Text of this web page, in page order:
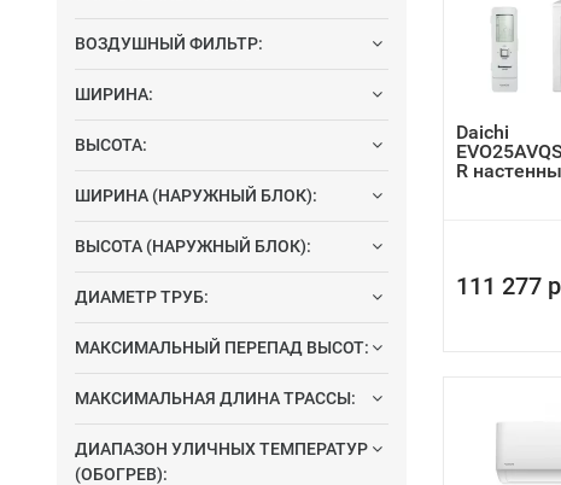
ВОЗДУШНЫЙ ФИЛЬТР:
ШИРИНА:
ВЫСОТА:
ШИРИНА (НАРУЖНЫЙ БЛОК):
ВЫСОТА (НАРУЖНЫЙ БЛОК):
ДИАМЕТР ТРУБ:
МАКСИМАЛЬНЫЙ ПЕРЕПАД ВЫСОТ:
МАКСИМАЛЬНАЯ ДЛИНА ТРАССЫ:
ДИАПАЗОН УЛИЧНЫХ ТЕМПЕРАТУР
(ОБОГРЕВ):
низкий
дома
Тем
модели.
Таким
Daichi
R
111 277